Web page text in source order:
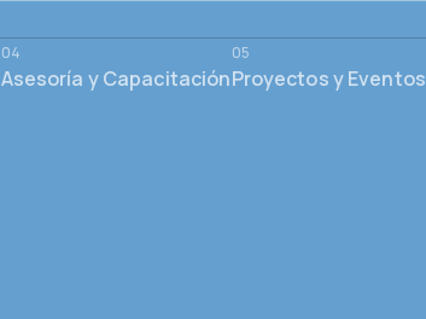
Asesoría y CapacitaciónProyectos y Eventos